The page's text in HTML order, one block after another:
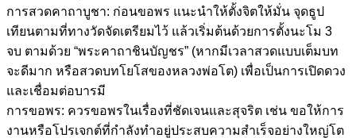
การสวดคาถาบูชา: ก่อนขอพร แนะนำให้ตั้งจิตให้มั่น จุดธูป
เทียนตามที่ทางวัดจัดเตรียมไว้ แล้วเริ่มต้นด้วยการตั้งนะโม 3
จบ ตามด้วย “พระคาถาชินบัญชร” (หากมีเวลาสวดแบบเต็มบท
จะดีมาก หรือสวดบทโยโสของหลวงพ่อโต) เพื่อเป็นการเปิดดวง
และเชื่อมต่อบารมี
การขอพร: ควรขอพรในเรื่องที่ชัดเจนและสุจริต เช่น ขอให้การ
งานหรือโปรเจกต์ที่กำลังทำอยู่ประสบความสำเร็จอย่างใหญ่โต